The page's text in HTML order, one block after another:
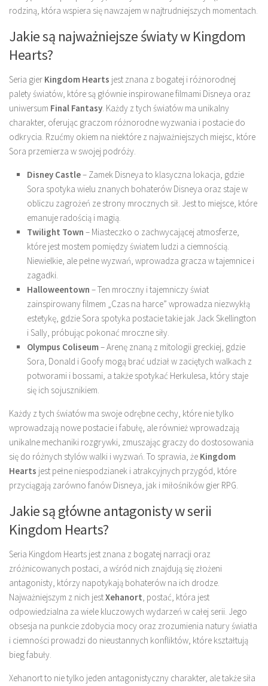
rodziną, która wspiera się nawzajem w najtrudniejszych momentach.
Jakie są najważniejsze światy w Kingdom
Hearts?
Seria gier Kingdom Hearts jest znana z bogatej i różnorodnej
palety światów, które są głównie inspirowane filmami Disneya oraz
uniwersum Final Fantasy. Każdy z tych światów ma unikalny
charakter, oferując graczom różnorodne wyzwania i postacie do
odkrycia. Rzućmy okiem na niektóre z najważniejszych miejsc, które
Sora przemierza w swojej podróży.
Disney Castle– Zamek Disneya to klasyczna lokacja, gdzie
Sora spotyka wielu znanych bohaterów Disneya oraz staje w
obliczu zagrożeń ze strony mrocznych sił. Jest to miejsce, które
emanuje radością i magią.
Twilight Town – Miasteczko o zachwycającej atmosferze,
które jest mostem pomiędzy światem ludzi a ciemnością.
Niewielkie, ale pełne wyzwań, wprowadza gracza w tajemnice i
zagadki.
Halloweentown – Ten mroczny i tajemniczy świat
zainspirowany filmem „Czas na harce” wprowadza niezwykłą
estetykę, gdzie Sora spotyka postacie takie jak Jack Skellington
i Sally, próbując pokonać mroczne siły.
Olympus Coliseum– Arenę znaną z mitologii greckiej, gdzie
Sora, Donald i Goofy mogą brać udział w zaciętych walkach z
potworami i bossami, a także spotykać Herkulesa, który staje
się ich sojusznikiem.
Każdy z tych światów ma swoje odrębne cechy, które nie tylko
wprowadzają nowe postacie i fabułę, ale również wprowadzają
unikalne mechaniki rozgrywki, zmuszając graczy do dostosowania
się do różnych stylów walki i wyzwań. To sprawia, że Kingdom
Hearts jest pełne niespodzianek i atrakcyjnych przygód, które
przyciągają zarówno fanów Disneya, jak i miłośników gier RPG.
Jakie są główne antagonisty w serii
Kingdom Hearts?
Seria Kingdom Hearts jest znana z bogatej narracji oraz
zróżnicowanych postaci, a wśród nich znajdują się złożeni
antagonisty, którzy napotykają bohaterów na ich drodze.
Najważniejszym z nich jestXehanort, postać, która jest
odpowiedzialna za wiele kluczowych wydarzeń w całej serii. Jego
obsesja na punkcie zdobycia mocy oraz zrozumienia natury światła
i ciemności prowadzi do nieustannych konfliktów, które kształtują
bieg fabuły.
Xehanort to nie tylko jeden antagonistyczny charakter, ale także siła